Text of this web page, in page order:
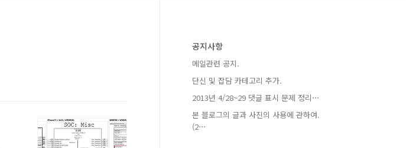
공지사항
메일관련 공지.
단신 및 잡담 카테고리 추가.
2013년 4/28~29 댓글 표시 문제 정리⋯
본 블로그의 글과 사진의 사용에 관하여.
(2⋯